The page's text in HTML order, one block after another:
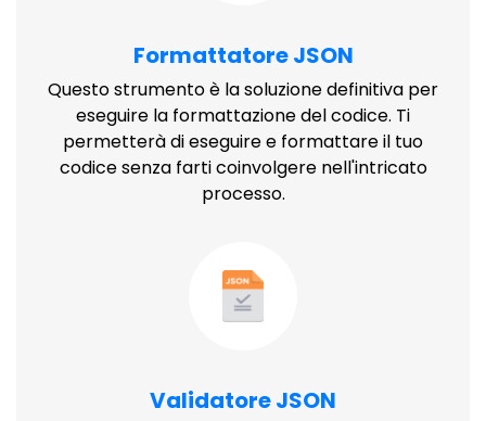
Formattatore JSON
Questo strumento è la soluzione definitiva per
eseguire la formattazione del codice. Ti
permetterà di eseguire e formattare il tuo
codice senza farti coinvolgere nell'intricato
processo.
Validatore JSON